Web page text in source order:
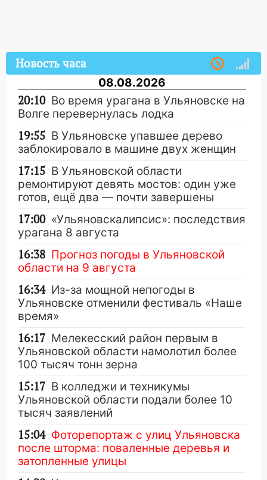
Новость часа
08.08.2026
20:10 Во время урагана в Ульяновске на
Волге перевернулась лодка
19:55 В Ульяновске упавшее дерево
заблокировало в машине двух женщин
17:15 В Ульяновской области
ремонтируют девять мостов: один уже
готов, ещё два — почти завершены
17:00 «Ульяновскалипсис»: последствия
урагана 8 августа
16:38 Прогноз погоды в Ульяновской
области на 9 августа
16:34 Из-за мощной непогоды в
Ульяновске отменили фестиваль «Наше
время»
16:17 Мелекесский район первым в
Ульяновской области намолотил более
100 тысяч тонн зерна
15:17 В колледжи и техникумы
Ульяновской области подали более 10
тысяч заявлений
15:04 Фоторепортаж с улиц Ульяновска
после шторма: поваленные деревья и
затопленные улицы